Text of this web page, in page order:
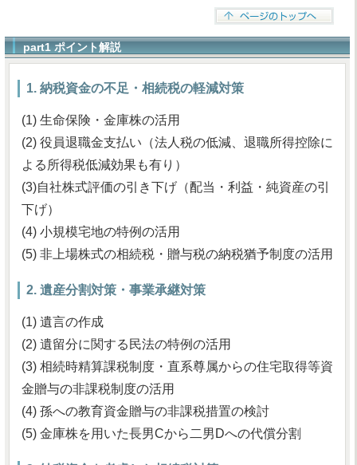
part1 ポイント解説
1. 納税資金の不足・相続税の軽減対策
(1) 生命保険・金庫株の活用
(2) 役員退職金支払い（法人税の低減、退職所得控除に
よる所得税低減効果も有り）
(3)自社株式評価の引き下げ（配当・利益・純資産の引
下げ）
(4) 小規模宅地の特例の活用
(5) 非上場株式の相続税・贈与税の納税猶予制度の活用
2. 遺産分割対策・事業承継対策
(1) 遺言の作成
(2) 遺留分に関する民法の特例の活用
(3) 相続時精算課税制度・直系尊属からの住宅取得等資
金贈与の非課税制度の活用
(4) 孫への教育資金贈与の非課税措置の検討
(5) 金庫株を用いた長男Cから二男Dへの代償分割